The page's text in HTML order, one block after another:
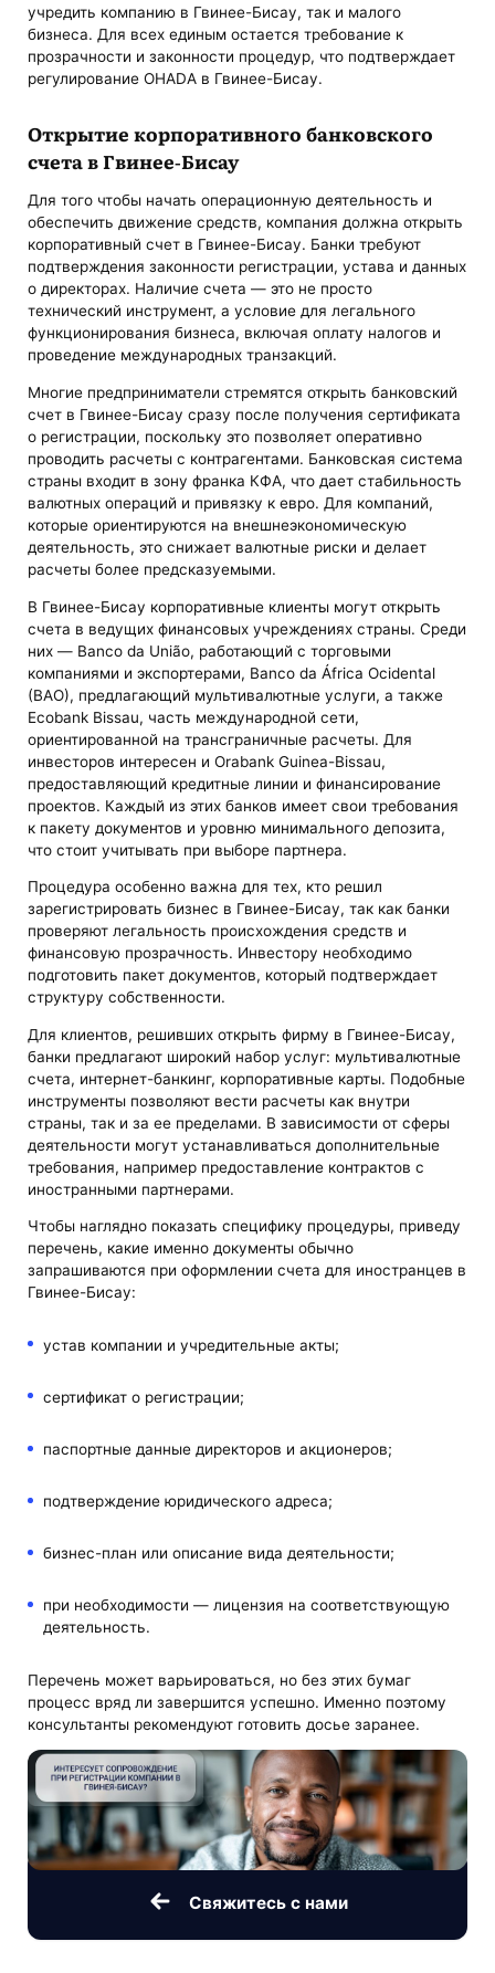
учредить компанию в Гвинее-Бисау, так и малого
бизнеса. Для всех единым остается требование к
прозрачности и законности процедур, что подтверждает
регулирование OHADA в Гвинее-Бисау.
Открытие корпоративного банковского
счета в Гвинее-Бисау
Для того чтобы начать операционную деятельность и
обеспечить движение средств, компания должна открыть
корпоративный счет в Гвинее-Бисау. Банки требуют
подтверждения законности регистрации, устава и данных
о директорах. Наличие счета — это не просто
технический инструмент, а условие для легального
функционирования бизнеса, включая оплату налогов и
проведение международных транзакций.
Многие предприниматели стремятся открыть банковский
счет в Гвинее-Бисау сразу после получения сертификата
о регистрации, поскольку это позволяет оперативно
проводить расчеты с контрагентами. Банковская система
страны входит в зону франка КФА, что дает стабильность
валютных операций и привязку к евро. Для компаний,
которые ориентируются на внешнеэкономическую
деятельность, это снижает валютные риски и делает
расчеты более предсказуемыми.
В Гвинее-Бисау корпоративные клиенты могут открыть
счета в ведущих финансовых учреждениях страны. Среди
них — Banco da União, работающий с торговыми
компаниями и экспортерами, Banco da África Ocidental
(BAO), предлагающий мультивалютные услуги, а также
Ecobank Bissau, часть международной сети,
ориентированной на трансграничные расчеты. Для
инвесторов интересен и Orabank Guinea-Bissau,
предоставляющий кредитные линии и финансирование
проектов. Каждый из этих банков имеет свои требования
к пакету документов и уровню минимального депозита,
что стоит учитывать при выборе партнера.
Процедура особенно важна для тех, кто решил
зарегистрировать бизнес в Гвинее-Бисау, так как банки
проверяют легальность происхождения средств и
финансовую прозрачность. Инвестору необходимо
подготовить пакет документов, который подтверждает
структуру собственности.
Для клиентов, решивших открыть фирму в Гвинее-Бисау,
банки предлагают широкий набор услуг: мультивалютные
счета, интернет-банкинг, корпоративные карты. Подобные
инструменты позволяют вести расчеты как внутри
страны, так и за ее пределами. В зависимости от сферы
деятельности могут устанавливаться дополнительные
требования, например предоставление контрактов с
иностранными партнерами.
Чтобы наглядно показать специфику процедуры, приведу
перечень, какие именно документы обычно
запрашиваются при оформлении счета для иностранцев в
Гвинее-Бисау:
устав компании и учредительные акты;
сертификат о регистрации;
паспортные данные директоров и акционеров;
подтверждение юридического адреса;
бизнес-план или описание вида деятельности;
при необходимости — лицензия на соответствующую
деятельность.
Перечень может варьироваться, но без этих бумаг
процесс вряд ли завершится успешно. Именно поэтому
консультанты рекомендуют готовить досье заранее.
Свяжитесь с нами